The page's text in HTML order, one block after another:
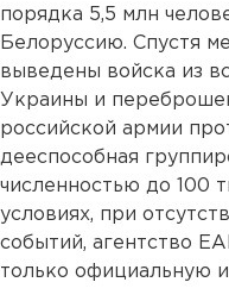
порядка 5,5 млн
Белоруссию. Спустя
выведены войска из
Украины и
российской армии
дееспособная
численностью до 100
условиях, при
событий, агентство
только официальную